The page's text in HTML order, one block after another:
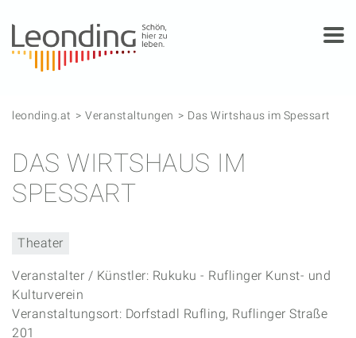
leonding.at Veranstaltungen Das Wirtshaus im Spessart
DAS WIRTSHAUS IM
SPESSART
Theater
Veranstalter / Künstler: Rukuku - Ruflinger Kunst- und
Kulturverein
Veranstaltungsort: Dorfstadl Rufling, Ruflinger Straße
201